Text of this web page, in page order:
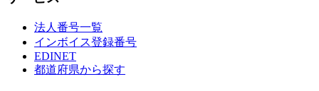
法人番号一覧
インボイス登録番号
EDINET
都道府県から探す